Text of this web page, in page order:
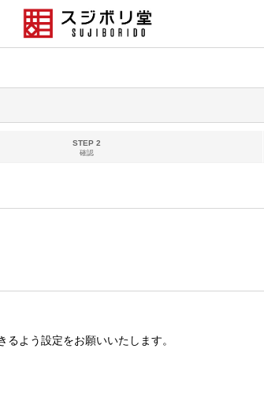
STEP 2
確認
よう設定をお願いいたします。